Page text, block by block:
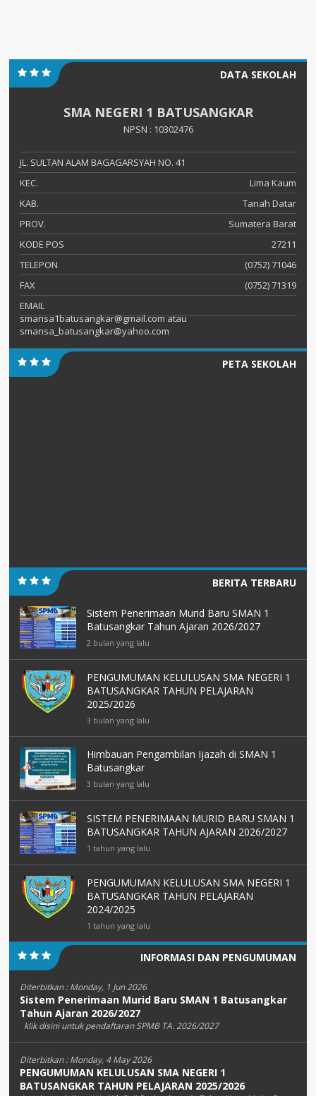
DATA SEKOLAH
SMA NEGERI 1 BATUSANGKAR
NPSN : 10302476
JL. SULTAN ALAM BAGAGARSYAH NO. 41
KEC.
Lima Kaum
KAB.
Tanah Datar
PROV.
Sumatera Barat
KODE POS
27211
TELEPON
(0752) 71046
FAX
(0752) 71319
EMAIL
smansa1batusangkar@gmail.com atau
smansa_batusangkar@yahoo.com
PETA SEKOLAH
BERITA TERBARU
Sistem Penerimaan Murid Baru SMAN 1
Batusangkar Tahun Ajaran 2026/2027
2 bulan yang lalu
PENGUMUMAN KELULUSAN SMA NEGERI 1
BATUSANGKAR TAHUN PELAJARAN
2025/2026
3 bulan yang lalu
Himbauan Pengambilan Ijazah di SMAN 1
Batusangkar
3 bulan yang lalu
SISTEM PENERIMAAN MURID BARU SMAN 1
BATUSANGKAR TAHUN AJARAN 2026/2027
1 tahun yang lalu
PENGUMUMAN KELULUSAN SMA NEGERI 1
BATUSANGKAR TAHUN PELAJARAN
2024/2025
1 tahun yang lalu
INFORMASI DAN PENGUMUMAN
Diterbitkan :Monday, 1 Jun 2026
Sistem Penerimaan Murid Baru SMAN 1 Batusangkar
Tahun Ajaran 2026/2027
klik disini untuk pendaftaran SPMB TA. 2026/2027
Diterbitkan :Monday, 4 May 2026
PENGUMUMAN KELULUSAN SMA NEGERI 1
BATUSANGKAR TAHUN PELAJARAN 2025/2026